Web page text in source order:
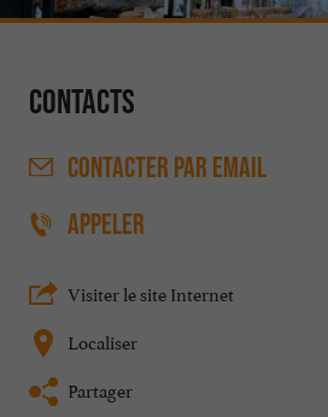
Contacts
CONTACTER PAR EMAIL
APPELER
Visiter le site Internet
Localiser
Partager